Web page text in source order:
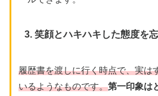
3. 笑顔とハキハキした態度を
履歴書を渡しに行く時点で、実は
いるようなものです。第一印象は